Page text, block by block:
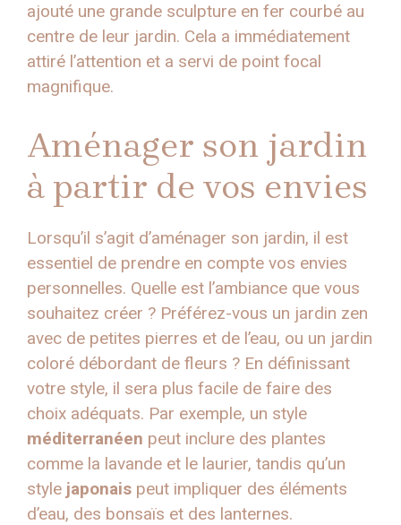
ajouté une grande sculpture en fer courbé au
centre de leur jardin. Cela a immédiatement
attiré l’attention et a servi de point focal
magnifique.
Aménager son jardin
à partir de vos envies
Lorsqu’il s’agit d’aménager son jardin, il est
essentiel de prendre en compte vos envies
personnelles. Quelle est l’ambiance que vous
souhaitez créer ? Préférez-vous un jardin zen
avec de petites pierres et de l’eau, ou un jardin
coloré débordant de fleurs ? En définissant
votre style, il sera plus facile de faire des
choix adéquats. Par exemple, un style
méditerranéen peut inclure des plantes
comme la lavande et le laurier, tandis qu’un
style japonais peut impliquer des éléments
d’eau, des bonsaïs et des lanternes.